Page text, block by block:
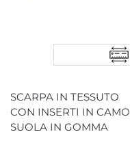
SCARPA IN TESSUTO
CON INSERTI IN
SUOLA IN GOMMA